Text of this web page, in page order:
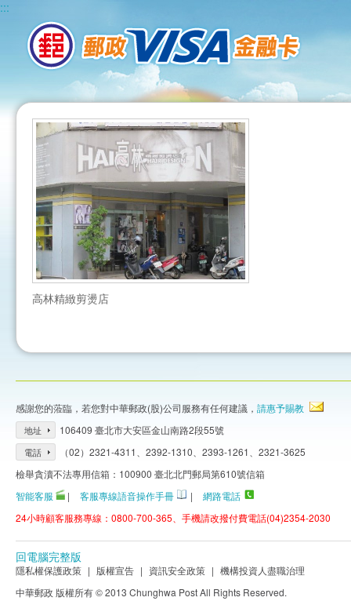
:::
高林精緻剪燙店
感謝您的蒞臨，若您對中華郵政(股)公司服務有任何建議， 請惠予賜教
地址 106409 臺北市大安區金山南路2段55號
電話
（02）2321-4311、2392-1310、2393-1261、2321-3625
檢舉貪瀆不法專用信箱：100900 臺北北門郵局第610號信箱
智能客服
| 客服專線語音操作手冊 |
網路電話
24小時顧客服務專線：0800-700-365、手機請改撥付費電話(04)2354-2030
回電腦完整版
隱私權保護政策 | 版權宣告 | 資訊安全政策 | 機構投資人盡職治理
中華郵政 版權所有 © 2013 Chunghwa Post All Rights Reserved.